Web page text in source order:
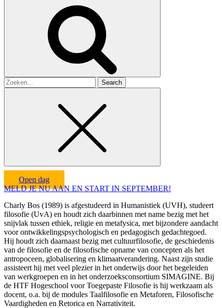
Search
for
Open dag
MELD JE NU AAN EN START IN SEPTEMBER!
Charly Bos (1989) is afgestudeerd in Humanistiek (UVH), studeert
filosofie (UvA) en houdt zich daarbinnen met name bezig met het
snijvlak tussen ethiek, religie en metafysica, met bijzondere aandacht
voor ontwikkelingspsychologisch en pedagogisch gedachtegoed.
Hij houdt zich daarnaast bezig met cultuurfilosofie, de geschiedenis
van de filosofie en de filosofische opname van concepten als het
antropoceen, globalisering en klimaatverandering. Naast zijn studie
assisteert hij met veel plezier in het onderwijs door het begeleiden
van werkgroepen en in het onderzoeksconsortium SIMAGINE. Bij
de HTF Hogeschool voor Toegepaste Filosofie is hij werkzaam als
docent, o.a. bij de modules Taalfilosofie en Metaforen, Filosofische
Vaardigheden en Retorica en Narrativiteit.